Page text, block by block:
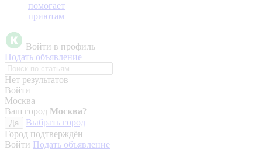
помогает
приютам
Войти в профиль
Подать объявление
Нет результатов
Войти
Москва
Ваш город Москва?
Да
Выбрать город
Город подтверждён
Войти Подать объявление